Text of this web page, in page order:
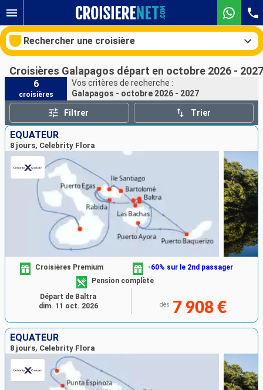
Rechercher une croisière
Nos destinations
Mois de départ
Ports
Rechercher
Croisières Galapagos départ en octobre 2026 - 2027
6
croisières
Vos critères de recherche :
Galapagos - octobre 2026 - 2027
Filtrer Trier
ÉQUATEUR
8 jours, Celebrity Flora
Croisières Premium
-60% sur le 2nd passager
Pension complète
dès 7 908 €
Départ de Baltra
dim. 11 oct. 2026
ÉQUATEUR
8 jours, Celebrity Flora